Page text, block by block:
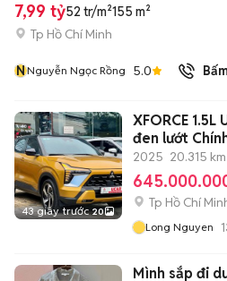
7,99 tỷ52 tr/m²155 m²
Tp Hồ Chí Minh
NNguyễn Ngọc Rồng 5.0
43 giây trước 20
XFORCE 1.5L
đen lướt
2025 20.315 km
Tp Hồ Chí
Long Nguyen
Mình sắp đi